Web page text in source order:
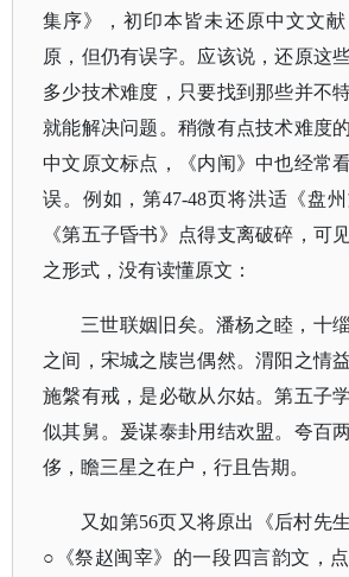
集序》，初印本皆未还原中文文
原，但仍有误字。应该说，还原这
多少技术难度，只要找到那些并不
就能解决问题。稍微有点技术难度
中文原文标点，《内闱》中也经常
误。例如，第47-48页将洪适《盘
《第五子昏书》点得支离破碎，可
之形式，没有读懂原文：
三世联姻旧矣。潘杨之睦，十
之间，宋城之牍岂偶然。渭阳之情
施縏有戒，是必敬从尔姑。第五子
似其舅。爰谋泰卦用结欢盟。夸百
侈，瞻三星之在户，行且告期。
又如第56页又将原出《后村先
○《祭赵闽宰》的一段四言韵文，